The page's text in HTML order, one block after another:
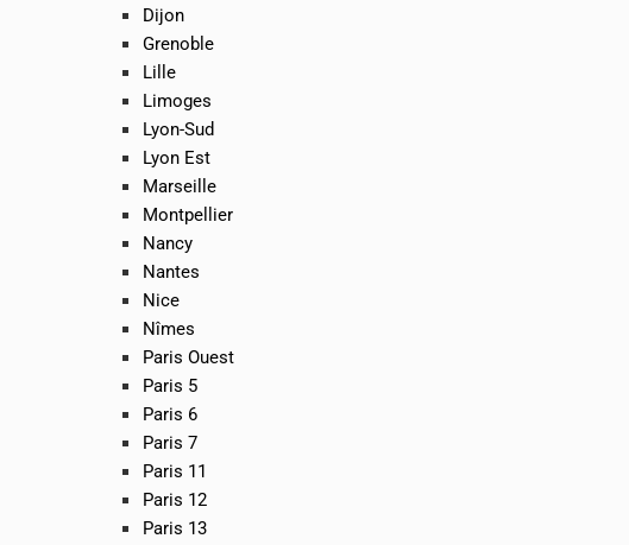
Dijon
Grenoble
Lille
Limoges
Lyon-Sud
Lyon Est
Marseille
Montpellier
Nancy
Nantes
Nice
Nîmes
Paris Ouest
Paris 5
Paris 6
Paris 7
Paris 11
Paris 12
Paris 13